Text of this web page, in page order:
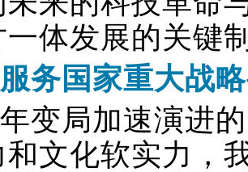
体发展的关键
服务国家重大战
变局加速演进
和文化软实力，